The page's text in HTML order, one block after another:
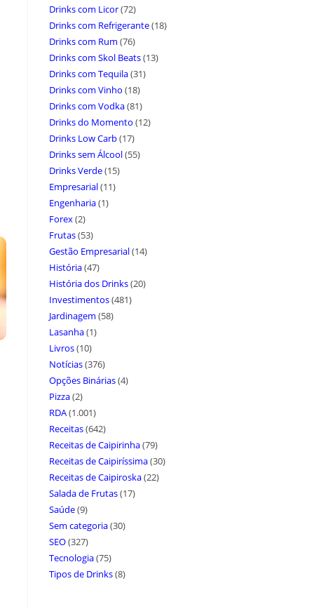
Drinks com Licor(72)
Drinks com Refrigerante(18)
Drinks com Rum (76)
Drinks com Skol Beats(13)
Drinks com Tequila(31)
Drinks com Vinho (18)
Drinks com Vodka(81)
Drinks do Momento (12)
Drinks Low Carb(17)
Drinks sem Álcool(55)
Drinks Verde(15)
Empresarial(11)
Engenharia(1)
Forex(2)
Frutas(53)
Gestão Empresarial(14)
História(47)
História dos Drinks(20)
Investimentos(481)
Jardinagem (58)
Lasanha(1)
Livros(10)
Notícias(376)
Opções Binárias(4)
Pizza(2)
RDA(1.001)
Receitas(642)
Receitas de Caipirinha(79)
Receitas de Caipiríssima(30)
Receitas de Caipiroska(22)
Salada de Frutas(17)
Saúde(9)
Sem categoria(30)
SEO(327)
Tecnologia(75)
Tipos de Drinks(8)